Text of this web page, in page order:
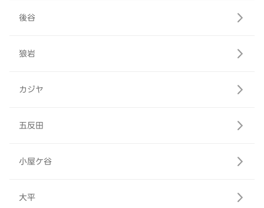
後谷
狼岩
カジヤ
五反田
小屋ケ谷
大平